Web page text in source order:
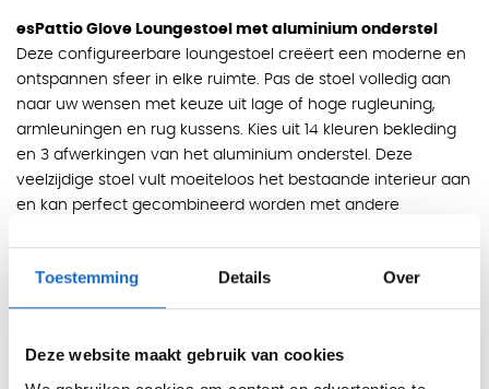
Toestemming Details Over
Deze website maakt gebruik van cookies
esPattio Glove Loungestoel met aluminium onderstel
Deze configureerbare loungestoel creëert een moderne en
ontspannen sfeer in elke ruimte. Pas de stoel volledig aan
naar uw wensen met keuze uit lage of hoge rugleuning,
armleuningen en rug kussens. Kies uit 14 kleuren bekleding
en 3 afwerkingen van het aluminium onderstel. Deze
veelzijdige stoel vult moeiteloos het bestaande interieur aan
en kan perfect gecombineerd worden met andere
Kleur stoffering:
Gebroken wit CSE01 / Lichtgeel CSE31 / Geel CSE03 / Beige
CSE02 / Lichtgroen CSE33 / Groen CSE34 / Roze CSE19 /